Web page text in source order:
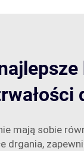
mają sobie